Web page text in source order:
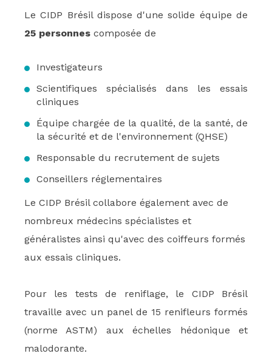
Le CIDP Brésil dispose d'une solide équipe de
25 personnes composée de
Investigateurs
Scientifiques spécialisés dans les essais
cliniques
Équipe chargée de la qualité, de la santé, de
la sécurité et de l'environnement (QHSE)
Responsable du recrutement de sujets
Conseillers réglementaires
Le CIDP Brésil collabore également avec de
nombreux médecins spécialistes et
généralistes ainsi qu'avec des coiffeurs formés
aux essais cliniques.
Pour les tests de reniflage, le CIDP Brésil
travaille avec un panel de 15 renifleurs formés
(norme ASTM) aux échelles hédonique et
malodorante.